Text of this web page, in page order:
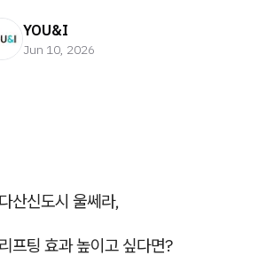
YOU&I
Jun 10, 2026
다산신도시 울쎄라,
리프팅 효과 높이고 싶다면?